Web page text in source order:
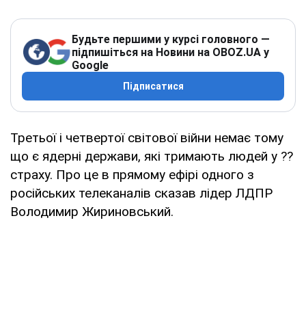
Будьте першими у курсі головного —
підпишіться на Новини на OBOZ.UA у
Google
Підписатися
Третьої і четвертої світової війни немає тому
що є ядерні держави, які тримають людей у ??
страху. Про це в прямому ефірі одного з
російських телеканалів сказав лідер ЛДПР
Володимир Жириновський.